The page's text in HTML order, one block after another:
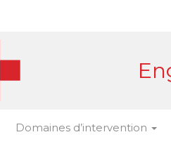
Domaines d’intervention